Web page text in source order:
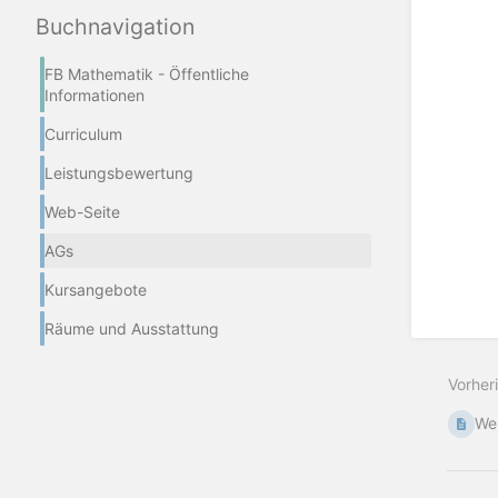
Buchnavigation
FB Mathematik - Öffentliche
Informationen
Curriculum
Leistungsbewertung
Web-Seite
AGs
Kursangebote
Räume und Ausstattung